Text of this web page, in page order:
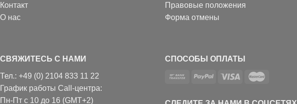
Контакт
О нас
Правовые положения
Форма отмены
СВЯЖИТЕСЬ С НАМИ
Тел.: +49 (0) 2104 833 11 22
График работы Call-центра:
Пн-Пт с 10 до 16 (GMT+2)
СПОСОБЫ ОПЛАТЫ